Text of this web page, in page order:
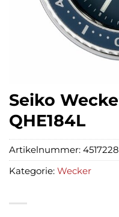
Seiko
QHE184L
Artikelnummer:
Kategorie: Wecker